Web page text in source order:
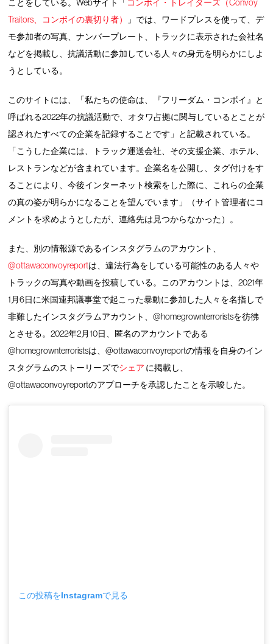
ことをしている。Webサイト「 コンボイ・トレイターズ（Convoy
Traitors、コンボイの裏切り者）
」では、ワードプレスを使って、デ
モ参加者の写真、ナンバープレート、トラックに表示された会社名
などを掲載し、抗議活動に参加している人々の身元を明らかにしよ
うとしている。
このサイトには、「私たちの使命は、『フリーダム・コンボイ』と
呼ばれる2022年の抗議活動で、オタワ占拠に関与しているとことが
認されたすべての企業を記録することです」と記載されている。
「こうした企業には、トラック運送会社、その支援企業、ホテル、
レストランなどが含まれています。企業名を公開し、タグ付けをす
ることにより、今後インターネット検索をした際に、これらの企業
の真の姿が明らかになることを望んでいます」（サイト管理者にコ
メントを求めようとしたが、連絡先は見つからなかった）。
また、別の情報源であるインスタグラムのアカウント、
@ottawaconvoyreportは、違法行為をしている可能性のある人々や
トラックの写真や動画を投稿している。このアカウントは、2021年
1月6日に米国連邦議事堂で起こった暴動に参加した人々を名指しで
非難したインスタグラムアカウント、@homegrownterroristsを彷彿
とさせる。2022年2月10日、匿名のアカウントである
@homegrownterroristsは、@ottawaconvoyreportの情報を自身のイン
スタグラムのストーリーズでシェア に掲載し、
@ottawaconvoyreportのアプローチを承認したことを示唆した。
この投稿をInstagramで見る